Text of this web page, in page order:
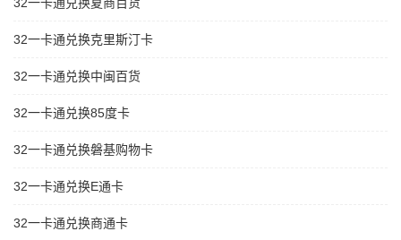
32一卡通兑换克里斯汀卡
32一卡通兑换中闽百货
32一卡通兑换85度卡
32一卡通兑换磐基购物卡
32一卡通兑换E通卡
32一卡通兑换商通卡